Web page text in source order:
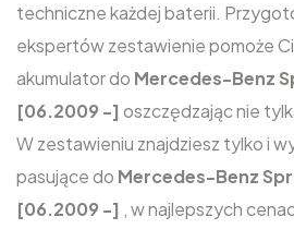
techniczne każdej baterii.
ekspertów zestawienie pomoże
akumulator do Mercedes-Benz
[06.2009 -] oszczędzając nie
W zestawieniu znajdziesz tylko i
pasujące do Mercedes-Benz
[06.2009 -] , w najlepszych